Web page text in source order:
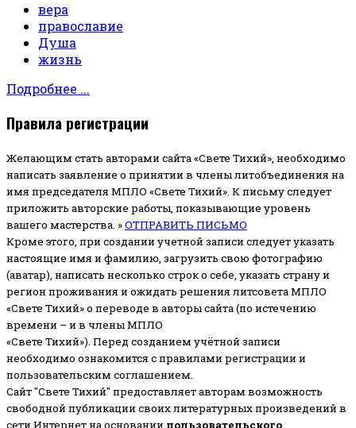
вера
православие
Душа
жизнь
Подробнее ...
Правила регистрации
Желающим стать авторами сайта «Свете Тихий», необходимо
написать заявление о принятии в члены литобъединения на
имя председателя МПЛО «Свете Тихий». К письму следует
приложить авторские работы, показывающие уровень
вашего мастерства. »ОТПРАВИТЬ ПИСЬМО
Кроме этого, при создании учетной записи следует указать
настоящие имя и фамилию, загрузить свою фотографию
(аватар), написать несколько строк о себе, указать страну и
регион проживания и ожидать решения литсовета МПЛО
«Свете Тихий» о переводе в авторы сайта (по истечению
времени – и в члены МПЛО
«Свете Тихий»). Перед созданием учётной записи
необходимо ознакомится с правилами регистрации и
пользовательским соглашением.
Сайт "Свете Тихий" предоставляет авторам возможность
свободной публикации своих литературных произведений в
сети Интернет на основании пользовательского